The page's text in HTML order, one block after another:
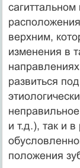
сагиттальном
верхним,
изменения в
развиться
и т.д.), так и в
положения